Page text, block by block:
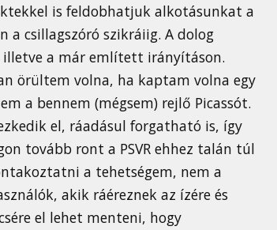
is feldobhatjuk alkotásunkat a
a csillagszóró szikráiig. A dolog
illetve a már említett irányításon.
örültem volna, ha kaptam volna egy
a bennem (mégsem) rejlő Picassót.
el, ráadásul forgatható is, így
tovább ront a PSVR ehhez talán túl
a tehetségem, nem a
akik ráéreznek az ízére és
el lehet menteni, hogy